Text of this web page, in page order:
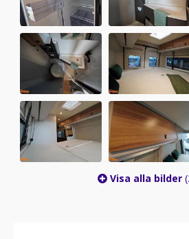
Visa alla bilder